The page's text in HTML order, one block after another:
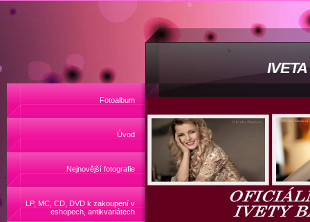
Fotoalbum
Úvod
Nejnovější fotografie
LP, MC, CD, DVD k zakoupení v
eshopech, antikvariátech